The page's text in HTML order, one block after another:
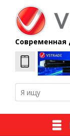
Современная